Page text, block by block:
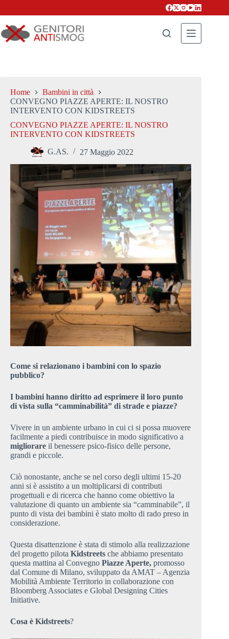
Home
Bambini in città
CONVEGNO PIAZZE APERTE: IL NOSTRO
INTERVENTO CON KIDSTREETS
CONVEGNO PIAZZE APERTE: IL NOSTRO
INTERVENTO CON KIDSTREETS
G.AS. 27 Maggio 2022
Come si relazionano i bambini con lo spazio
pubblico?
I bambini hanno diritto ad esprimere il loro punto
di vista sulla “camminabilità” di strade e piazze?
Vivere in un ambiente urbano in cui ci si possa muovere
facilmente a piedi contribuisce in modo significativo a
migliorare il benessere psico-fisico delle persone,
grandi e piccole.
Ciò nonostante, anche se nel corso degli ultimi 15-20
anni si è assistito a un moltiplicarsi di contributi
progettuali e di ricerca che hanno come obiettivo la
valutazione di quanto un ambiente sia “camminabile”, il
punto di vista dei bambini è stato molto di rado preso in
considerazione.
Questa disattenzione è stata di stimolo alla realizzazione
del progetto pilota Kidstreets che abbiamo presentato
questa mattina al Convegno Piazze Aperte, promosso
dal Comune di Milano, sviluppato da AMAT – Agenzia
Mobilità Ambiente Territorio in collaborazione con
Bloomberg Associates e Global Designing Cities
Initiative.
Cosa è Kidstreets?